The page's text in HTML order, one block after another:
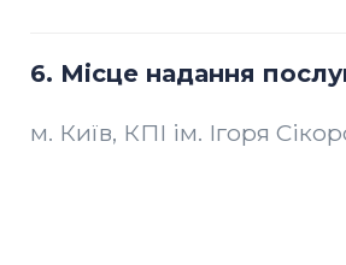
6. Місце надання
м. Київ, КПІ ім. Ігоря